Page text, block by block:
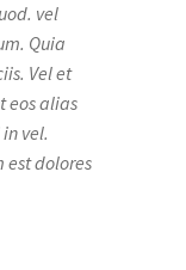
vel
Quia
Vel et
eos alias
vel.
est dolores